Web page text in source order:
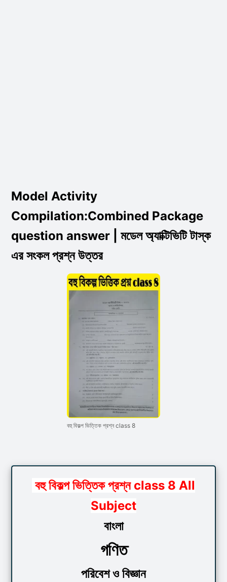
Model Activity
Compilation:Combined Package
question answer | মডেল অ্যাক্টিভিটি টাস্ক
এর সংকল প্রশ্ন উত্তর
বহু বিকল্প ভিত্তিক প্রশ্ন class 8
বহু বিকল্প ভিত্তিক প্রশ্ন class 8 All
Subject
বাংলা
গণিত
পরিবেশ ও বিজ্ঞান